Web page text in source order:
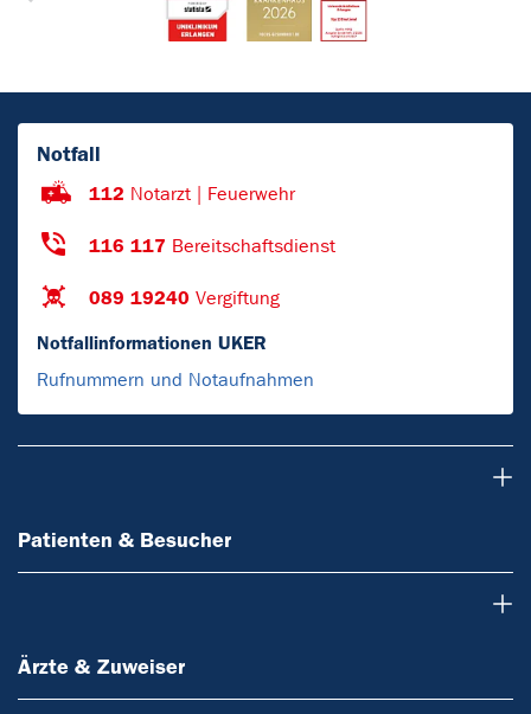
Notfall
112 Notarzt | Feuerwehr
116 117 Bereitschaftsdienst
089 19240 Vergiftung
Notfallinformationen UKER
Rufnummern und Notaufnahmen
Patienten & Besucher
Ärzte & Zuweiser